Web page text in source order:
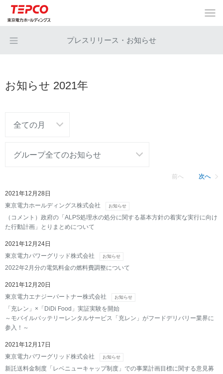
プレスリリース・お知らせ
お知らせ 2021年
前へ 次へ
2021年12月28日
東京電力ホールディングス株式会社
お知らせ
（コメント）政府の「ALPS処理水の処分に関する基本方針の着実な実行に向け
た行動計画」とりまとめについて
2021年12月24日
東京電力パワーグリッド株式会社
お知らせ
2022年2月分の電気料金の燃料費調整について
2021年12月20日
東京電力エナジーパートナー株式会社
お知らせ
「充レン」×「DiDi Food」実証実験を開始
～モバイルバッテリーレンタルサービス「充レン」がフードデリバリー業界に
参入！～
2021年12月17日
東京電力パワーグリッド株式会社
お知らせ
新託送料金制度「レベニューキャップ制度」での事業計画目標に関する意見募